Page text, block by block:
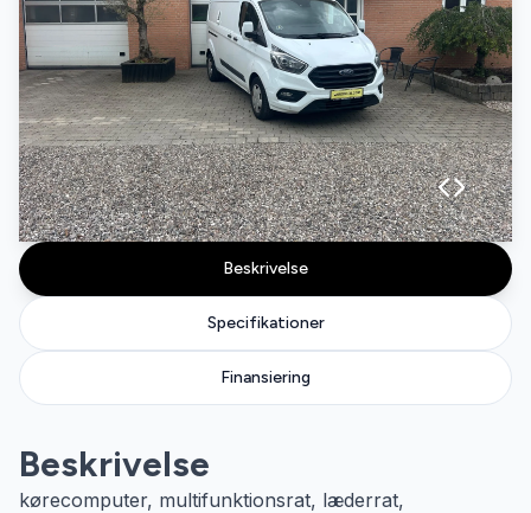
Specifikationer
Beskrivelse
Finansiering
Beskrivelse
kørecomputer, multifunktionsrat, læderrat,